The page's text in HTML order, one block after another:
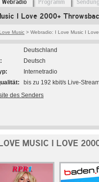
Webradio Programm
I Love 2000+
Music > Webradio: I Love Music I
Deutschland
Deutsch
Internetradio
bis zu 192 kbit/s Live-
des Senders
MUSIC I LOVE